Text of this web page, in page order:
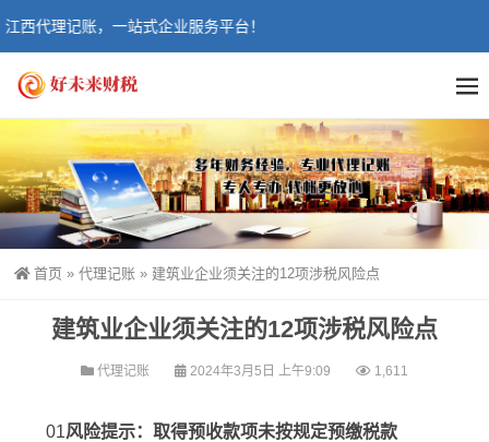
理记账，一站式企业服务平台！
首页 » 代理记账 » 建筑业企业须关注的12项涉税风险点
建筑业企业须关注的12项涉税风险点
代理记账 2024年3月5日 上午9:09 1,611
01风险提示：取得预收款项未按规定预缴税款